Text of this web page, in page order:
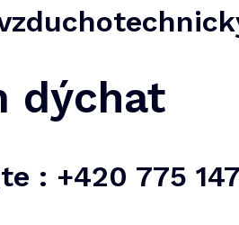
dýchat
: +420 775